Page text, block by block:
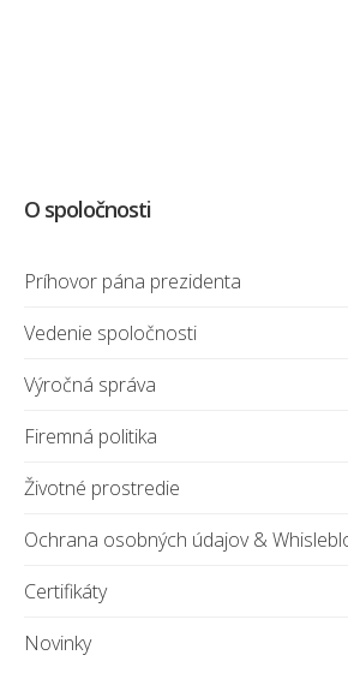
O spoločnosti
Príhovor pána prezidenta
Vedenie spoločnosti
Výročná správa
Firemná politika
Životné prostredie
Ochrana osobných údajov &
Certifikáty
Novinky